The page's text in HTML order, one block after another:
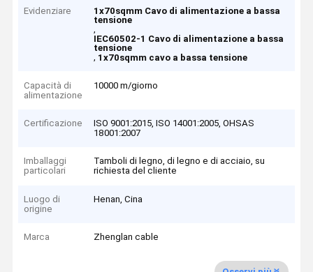
Evidenziare
1x70sqmm Cavo di alimentazione a bassa
tensione
,
IEC60502-1 Cavo di alimentazione a bassa
tensione
, 1x70sqmm cavo a bassa tensione
Capacità di
alimentazione
10000 m/giorno
Certificazione
ISO 9001:2015, ISO 14001:2005, OHSAS
18001:2007
Imballaggi
particolari
Tamboli di legno, di legno e di acciaio, su
richiesta del cliente
Luogo di
origine
Henan, Cina
Marca Zhenglan cable